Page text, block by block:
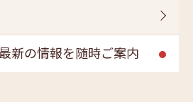
新の情報を随時ご案内